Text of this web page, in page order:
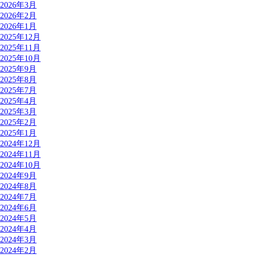
2026年3月
2026年2月
2026年1月
2025年12月
2025年11月
2025年10月
2025年9月
2025年8月
2025年7月
2025年4月
2025年3月
2025年2月
2025年1月
2024年12月
2024年11月
2024年10月
2024年9月
2024年8月
2024年7月
2024年6月
2024年5月
2024年4月
2024年3月
2024年2月